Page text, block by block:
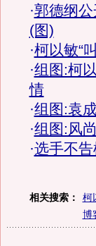
·郭德纲
(图)
·柯以敏“
·组图:柯
情
·组图:袁
·组图:风
·选手不
相关搜索： 柯
博